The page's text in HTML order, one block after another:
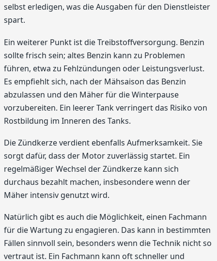
selbst erledigen, was die Ausgaben für den Dienstleister
spart.
Ein weiterer Punkt ist die Treibstoffversorgung. Benzin
sollte frisch sein; altes Benzin kann zu Problemen
führen, etwa zu Fehlzündungen oder Leistungsverlust.
Es empfiehlt sich, nach der Mähsaison das Benzin
abzulassen und den Mäher für die Winterpause
vorzubereiten. Ein leerer Tank verringert das Risiko von
Rostbildung im Inneren des Tanks.
Die Zündkerze verdient ebenfalls Aufmerksamkeit. Sie
sorgt dafür, dass der Motor zuverlässig startet. Ein
regelmäßiger Wechsel der Zündkerze kann sich
durchaus bezahlt machen, insbesondere wenn der
Mäher intensiv genutzt wird.
Natürlich gibt es auch die Möglichkeit, einen Fachmann
für die Wartung zu engagieren. Das kann in bestimmten
Fällen sinnvoll sein, besonders wenn die Technik nicht so
vertraut ist. Ein Fachmann kann oft schneller und